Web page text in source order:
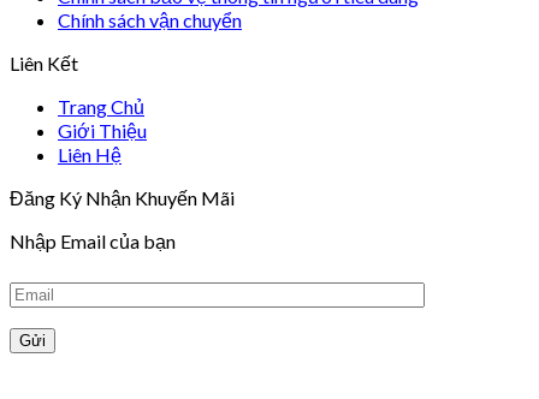
Chính sách vận chuyển
Liên Kết
Trang Chủ
Giới Thiệu
Liên Hệ
Đăng Ký Nhận Khuyến Mãi
Nhập Email của bạn